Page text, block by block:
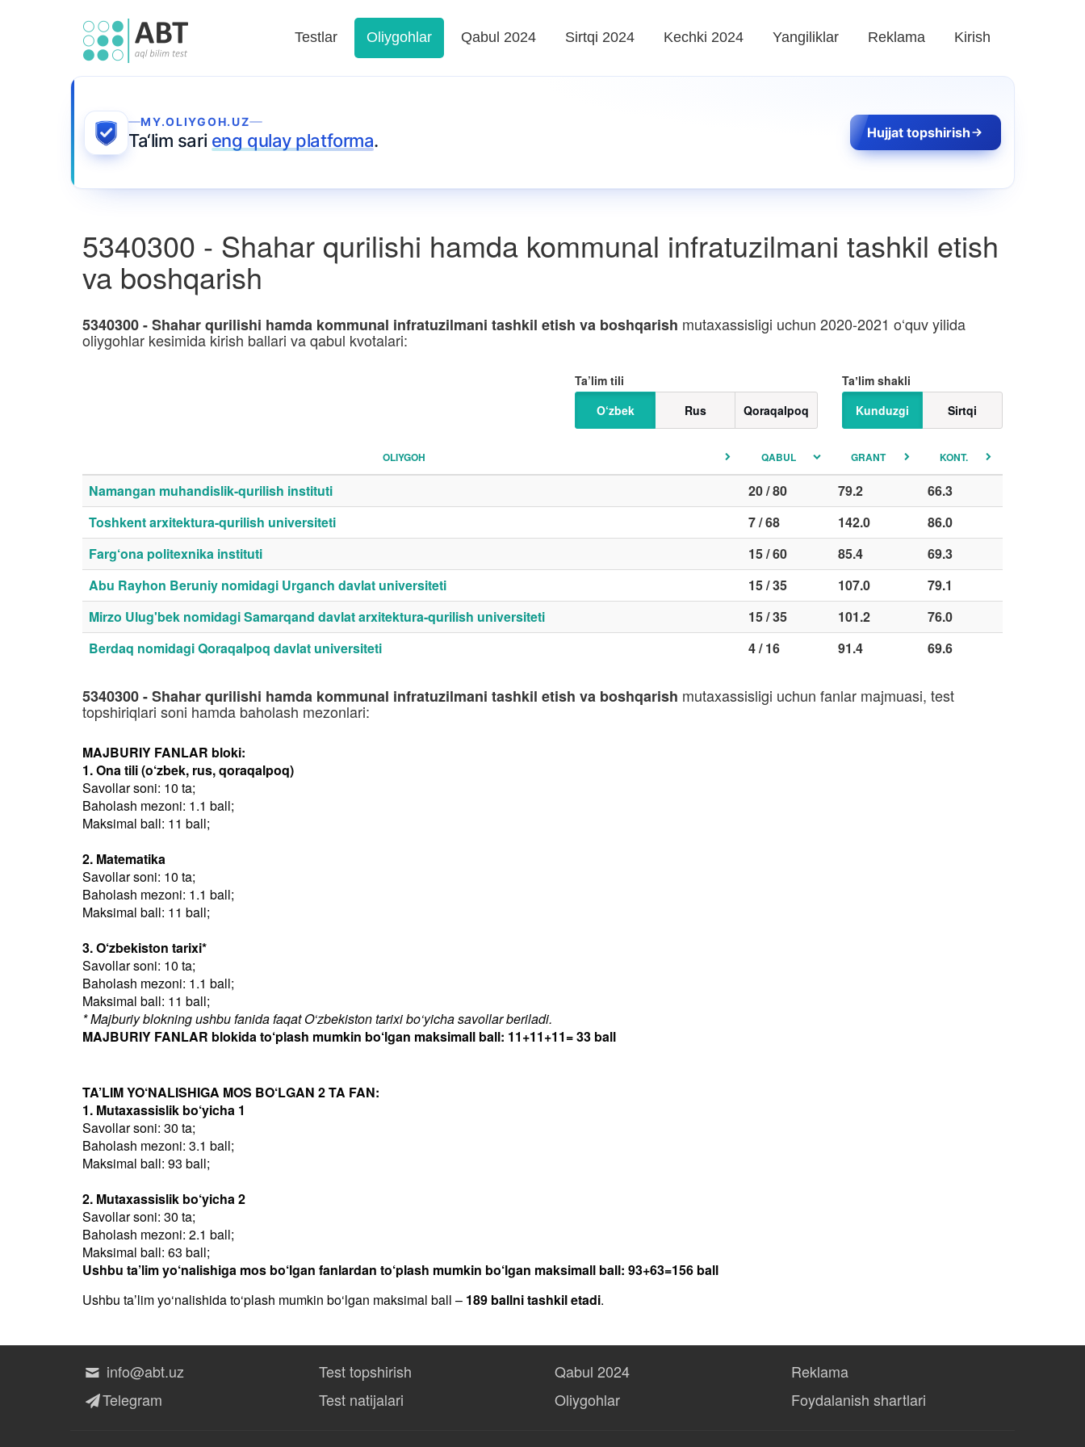
Testlar Oliygohlar Qabul 2024 Sirtqi 2024 Kechki 2024 Yangiliklar Reklama Kirish
MY.OLIYGOH.UZ
Ta‘lim sari eng qulay platforma. Hujjat topshirish
5340300 - Shahar qurilishi hamda kommunal infratuzilmani tashkil etish
va boshqarish
5340300 - Shahar qurilishi hamda kommunal infratuzilmani tashkil etish va boshqarish mutaxassisligi uchun 2020-2021 o‘quv yilida
oliygohlar kesimida kirish ballari va qabul kvotalari:
Taʼlim shakli
Kunduzgi
Sirtqi
Ta’lim tili
O‘zbek
Rus Qoraqalpoq
OLIYGOH QABUL GRANT KONT.
Namangan muhandislik-qurilish instituti 20 / 80 79.2
66.3
Toshkent arxitektura-qurilish universiteti
7 / 68 142.0
86.0
Farg‘ona politexnika instituti
15 / 60 85.4
69.3
Abu Rayhon Beruniy nomidagi Urganch davlat universiteti
15 / 35 107.0
79.1
Mirzo Ulug'bek nomidagi Samarqand davlat arxitektura-qurilish universiteti
15 / 35 101.2
76.0
Berdaq nomidagi Qoraqalpoq davlat universiteti
4 / 16 91.4 69.6
5340300 - Shahar qurilishi hamda kommunal infratuzilmani tashkil etish va boshqarish mutaxassisligi uchun fanlar majmuasi, test
topshiriqlari soni hamda baholash mezonlari:
MAJBURIY FANLAR bloki:
1. Ona tili (o‘zbek, rus, qoraqalpoq)
Savollar soni: 10 ta;
Baholash mezoni: 1.1 ball;
Maksimal ball: 11 ball;
2. Matematika
Savollar soni: 10 ta;
Baholash mezoni: 1.1 ball;
Maksimal ball: 11 ball;
3. O‘zbekiston tarixi*
Savollar soni: 10 ta;
Baholash mezoni: 1.1 ball;
Maksimal ball: 11 ball;
* Majburiy blokning ushbu fanida faqat O‘zbekiston tarixi bo‘yicha savollar beriladi.
MAJBURIY FANLAR blokida to‘plash mumkin bo‘lgan maksimall ball: 11+11+11= 33 ball
TA’LIM YO‘NALISHIGA MOS BO‘LGAN 2 TA FAN:
1. Mutaxassislik bo‘yicha 1
Savollar soni: 30 ta;
Baholash mezoni: 3.1 ball;
Maksimal ball: 93 ball;
2. Mutaxassislik bo‘yicha 2
Savollar soni: 30 ta;
Baholash mezoni: 2.1 ball;
Maksimal ball: 63 ball;
Ushbu ta’lim yo‘nalishiga mos bo‘lgan fanlardan to‘plash mumkin bo‘lgan maksimall ball: 93+63=156 ball
Ushbu taʼlim yo‘nalishida to‘plash mumkin bo‘lgan maksimal ball – 189 ballni tashkil etadi.
info@abt.uz
Telegram
Test topshirish
Test natijalari
Qabul 2024
Oliygohlar
Reklama
Foydalanish shartlari